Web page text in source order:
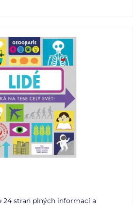
24 stran plných informací a